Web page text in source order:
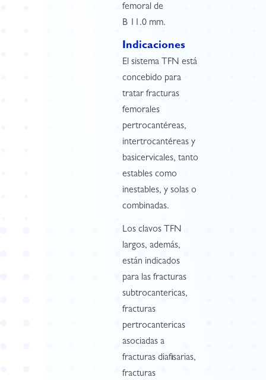
femoral de
B 11.0 mm.
Indicaciones
El sistema TFN está
concebido para
tratar fracturas
femorales
pertrocantéreas,
intertrocantéreas y
basicervicales, tanto
estables como
inestables, y solas o
combinadas.
Los clavos TFN
largos, además,
están indicados
para las fracturas
subtrocantericas,
fracturas
pertrocantericas
asociadas a
fracturas diafisarias,
fracturas